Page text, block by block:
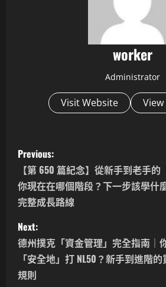
worker
Administrator
Visit Website
P
o
s
t
n
a
Previous:
【第 650 篇紀念】從新手到老手的
你現在在哪個階段？下一步該學什
完整成長路線
Next:
德州撲克「資金管理」完全指南｜
「安全地」打 NL50？新手到進階
規則